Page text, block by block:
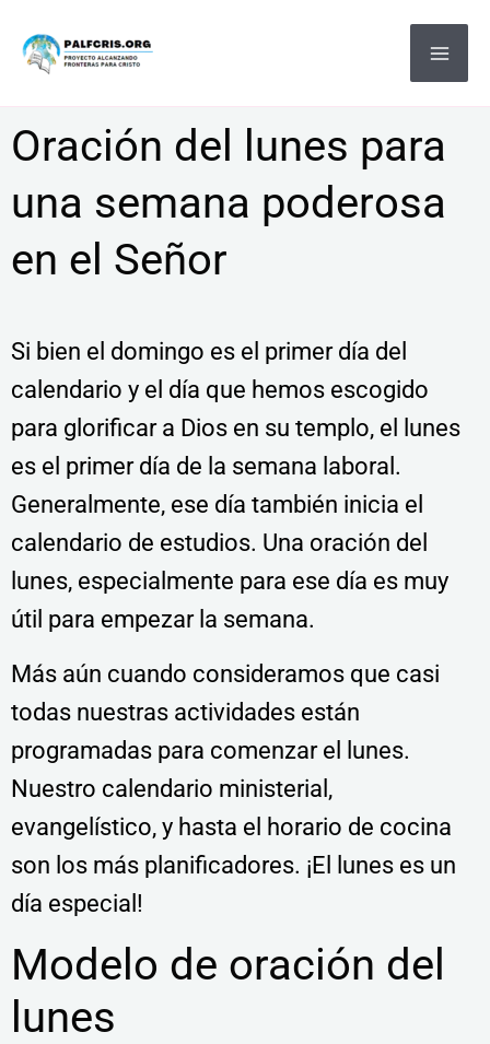
Oración del lunes para
una semana poderosa
en el Señor
Si bien el domingo es el primer día del
calendario y el día que hemos escogido
para glorificar a Dios en su templo, el lunes
es el primer día de la semana laboral.
Generalmente, ese día también inicia el
calendario de estudios. Una oración del
lunes, especialmente para ese día es muy
útil para empezar la semana.
Más aún cuando consideramos que casi
todas nuestras actividades están
programadas para comenzar el lunes.
Nuestro calendario ministerial,
evangelístico, y hasta el horario de cocina
son los más planificadores. ¡El lunes es un
día especial!
Modelo de oración del
lunes